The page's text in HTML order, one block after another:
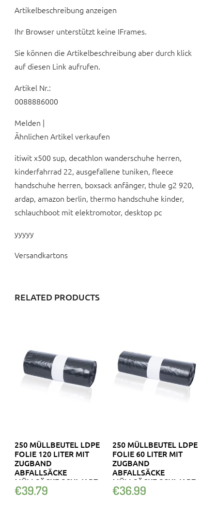
Artikelbeschreibung anzeigen
Ihr Browser unterstützt keine IFrames.
Sie können die Artikelbeschreibung aber durch klick
auf diesen Link aufrufen.
Artikel Nr.:
0088886000
Melden |
Ähnlichen Artikel verkaufen
itiwit x500 sup, decathlon wanderschuhe herren,
kinderfahrrad 22, ausgefallene tuniken, fleece
handschuhe herren, boxsack anfänger, thule g2 920,
ardap, amazon berlin, thermo handschuhe kinder,
schlauchboot mit elektromotor, desktop pc
yyyyy
Versandkartons
RELATED PRODUCTS
250 MÜLLBEUTEL LDPE
FOLIE 120 LITER MIT
ZUGBAND
ABFALLSÄCKE
MÜLLSÄCKE SCHWARZ
€39.79
250 MÜLLBEUTEL LDPE
FOLIE 60 LITER MIT
ZUGBAND
ABFALLSÄCKE
MÜLLSÄCKE SCHWARZ
€36.99